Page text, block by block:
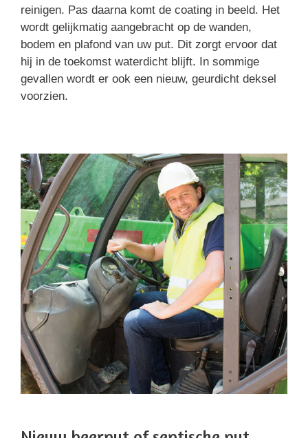
reinigen. Pas daarna komt de coating in beeld. Het
wordt gelijkmatig aangebracht op de wanden,
bodem en plafond van uw put. Dit zorgt ervoor dat
hij in de toekomst waterdicht blijft. In sommige
gevallen wordt er ook een nieuw, geurdicht deksel
voorzien.